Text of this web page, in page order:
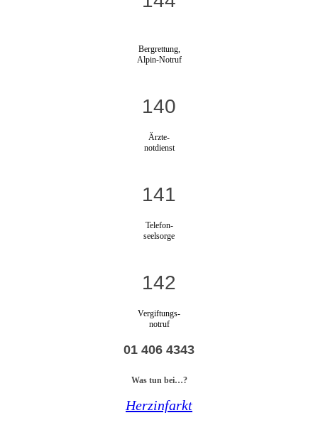
Bergrettung,
Alpin-Notruf
140
Ärzte-
notdienst
141
Telefon-
seelsorge
142
Vergiftungs-
notruf
01 406 4343
Was tun bei…?
Herzinfarkt